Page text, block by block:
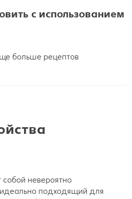
с использованием
больше рецептов
невероятно
подходящий для